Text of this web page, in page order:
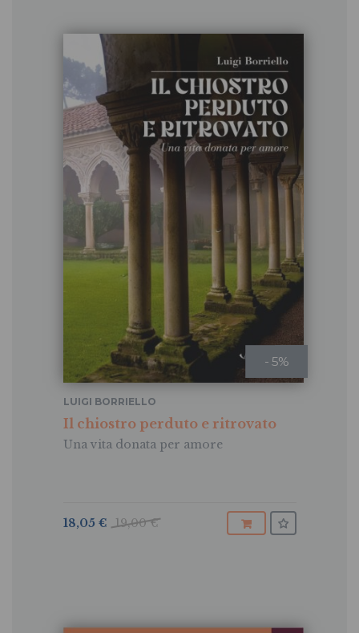
- 5%
Il chiostro perduto e ritrovato
Una vita donata per amore
LUIGI BORRIELLO
19,00 €
18,05 €